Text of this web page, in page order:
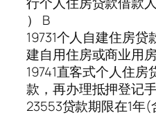
） B
19731个人自建住房
建自用住房或商业用
19741直客式个人住
款，再办理抵押登记
23553贷款期限在1年